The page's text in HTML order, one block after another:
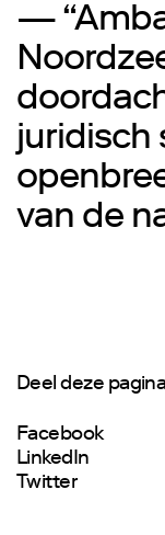
—
juridisch
van de
Deel deze pagina
Facebook
LinkedIn
Twitter